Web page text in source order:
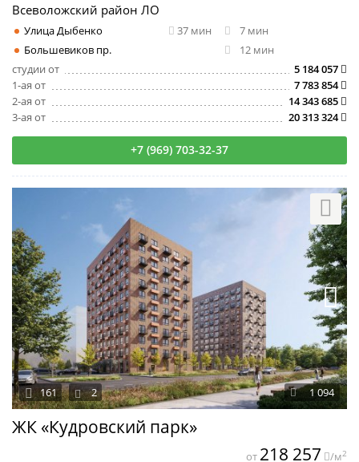
Всеволожский район ЛО
Улица Дыбенко 37 мин
7 мин
Большевиков пр.
12 мин
студии от
5 184 057
1-ая от
7 783 854
2-ая от
14 343 685
3-ая от
20 313 324
+7 (969) 703-32-37
ЖК «Кудровский парк»
1 094
161 2
от 218 257 /м2